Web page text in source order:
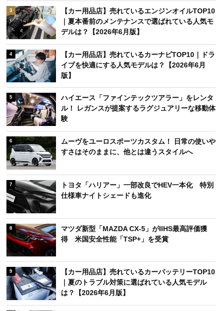
3
【カー用品店】売れているエンジンオイルTOP10
｜夏本番前のメンテナンスで選ばれている人気モ
デルは？【2026年6月版】
4
【カー用品店】売れているカーナビTOP10｜ドラ
イブを快適にする人気モデルは？【2026年6月
版】
5
ハイエース「ファインテックツアラー」をレンタ
ル！ レガンスが提案するラグジュアリーな移動体
験
6
ムーヴをユーロスポーツカスタム！ 日常の使いや
すさはそのままに、他とは違うスタイルへ
7
トヨタ「ハリアー」一部改良でHEV一本化 特別
仕様車ナイトシェードも進化
8
マツダ新型「MAZDA CX-5」がIIHS最高評価獲
得 米国安全性能「TSP+」を受賞
9
【カー用品店】売れているカーバッテリーTOP10
｜夏のトラブル対策に選ばれている人気モデル
は？【2026年6月版】